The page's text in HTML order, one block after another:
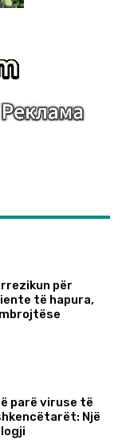
për
të hapura,
parë viruse të
Një